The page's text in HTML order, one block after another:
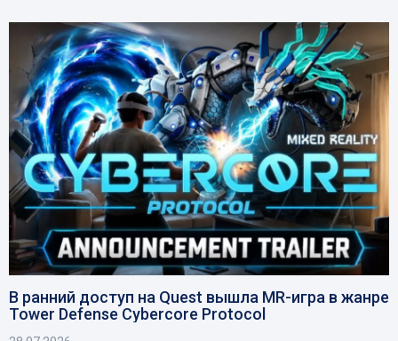
В ранний доступ на Quest вышла MR-игра в жанре
Tower Defense Cybercore Protocol